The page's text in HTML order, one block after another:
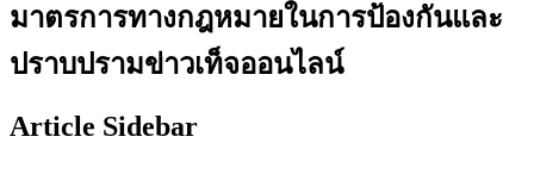
มาตรการทางกฎหมายในการป้องกันและ
ปราบปรามข่าวเท็จออนไลน์
Article Sidebar